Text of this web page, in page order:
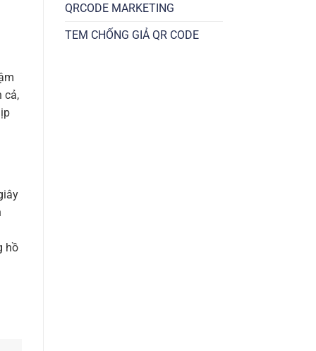
cả,
hồ
QRCODE MARKETING
TEM CHỐNG GIẢ QR CODE